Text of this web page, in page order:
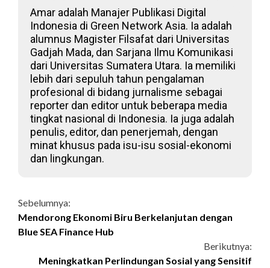
Amar adalah Manajer Publikasi Digital
Indonesia di Green Network Asia. Ia adalah
alumnus Magister Filsafat dari Universitas
Gadjah Mada, dan Sarjana Ilmu Komunikasi
dari Universitas Sumatera Utara. Ia memiliki
lebih dari sepuluh tahun pengalaman
profesional di bidang jurnalisme sebagai
reporter dan editor untuk beberapa media
tingkat nasional di Indonesia. Ia juga adalah
penulis, editor, dan penerjemah, dengan
minat khusus pada isu-isu sosial-ekonomi
dan lingkungan.
Continue
Reading
Sebelumnya:
Mendorong Ekonomi Biru Berkelanjutan dengan
Blue SEA Finance Hub
Berikutnya:
Meningkatkan Perlindungan Sosial yang Sensitif